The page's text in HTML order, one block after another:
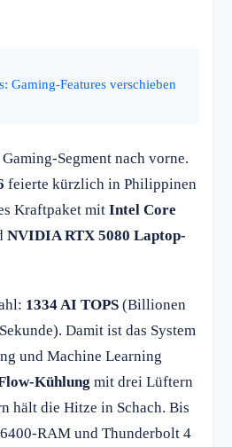
Gaming-Features verschieben
Segment nach vorne.
feierte kürzlich in Philippinen
Kraftpaket mit Intel Core
NVIDIA RTX 5080 Laptop-
1334 AI TOPS (Billionen
Damit ist das System
und Machine Learning
Kühlung mit drei Lüftern
hält die Hitze in Schach. Bis
RAM und Thunderbolt 4